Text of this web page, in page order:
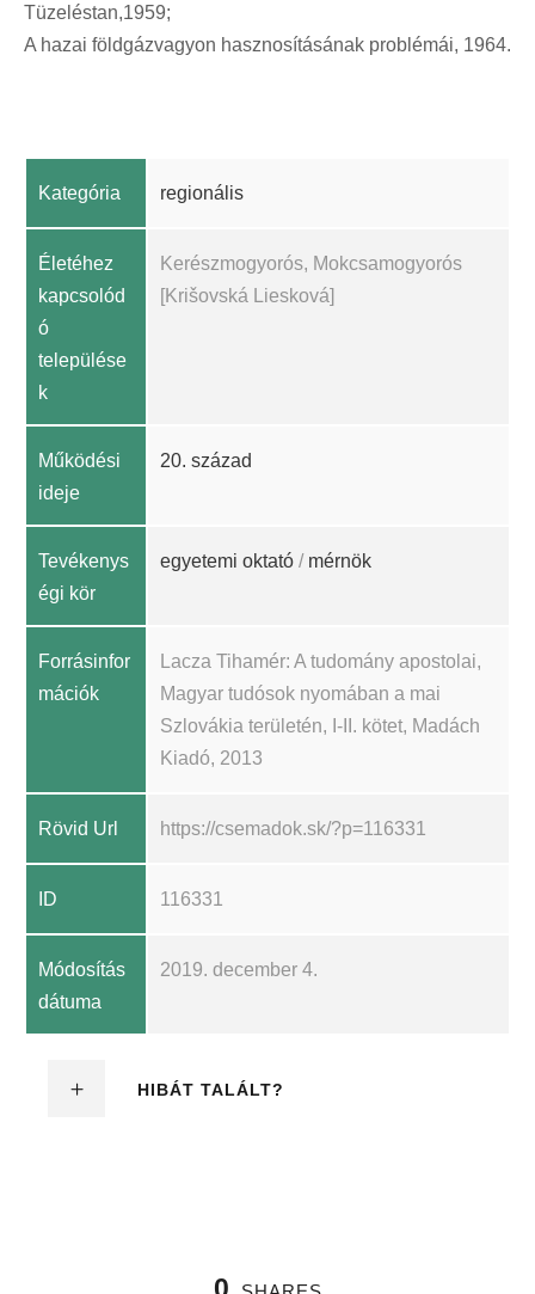
Tüzeléstan,1959;
A hazai földgázvagyon hasznosításának problémái, 1964.
Kategória regionális
Életéhez
kapcsolód
ó
települése
k
Kerészmogyorós, Mokcsamogyorós
[Krišovská Liesková]
Működési
ideje
20. század
Tevékenys
égi kör
egyetemi oktató / mérnök
Forrásinfor
mációk
Lacza Tihamér: A tudomány apostolai,
Magyar tudósok nyomában a mai
Szlovákia területén, I-II. kötet, Madách
Kiadó, 2013
Rövid Url https://csemadok.sk/?p=116331
ID 116331
Módosítás
dátuma
2019. december 4.
HIBÁT TALÁLT?
0